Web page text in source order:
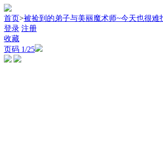
首页>被捡到的弟子与美丽魔术师~今天也很难
登录 注册
收藏
页码 1/25